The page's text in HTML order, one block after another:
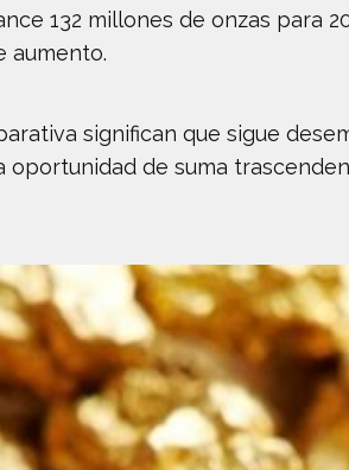
132 millones de onzas para
aumento.
significan que sigue
oportunidad de suma